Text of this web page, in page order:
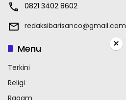
0821 3402 8602
redaksibarisanco@gmail.com
Menu
Terkini
Religi
Ragam
×